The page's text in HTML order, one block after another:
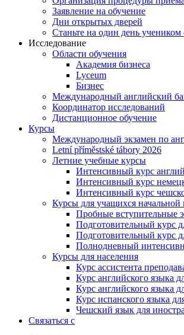
Заявление на обучение
Дни открытых дверей
Станьте на один день
Исследование
Области обучения
Академия бизнеса
Lyceum
Бизнес
Международный английский
Координатор исследований
Дистанционное обучение
Курсы
Международный экзамен по
Letní příměstské tábory 2026
Летние учебные курсы
Интенсивный курс
Интенсивный курс
Интенсивный курс
Курсы для учащихся
Пробные вступительные
Подготовительный курс
Подготовительный курс
Полнодневный
Курсы для населения
Курс ассистента
Курс английского языка
Курс английского языка
Курс испанского языка
Чешский язык для
Связаться с